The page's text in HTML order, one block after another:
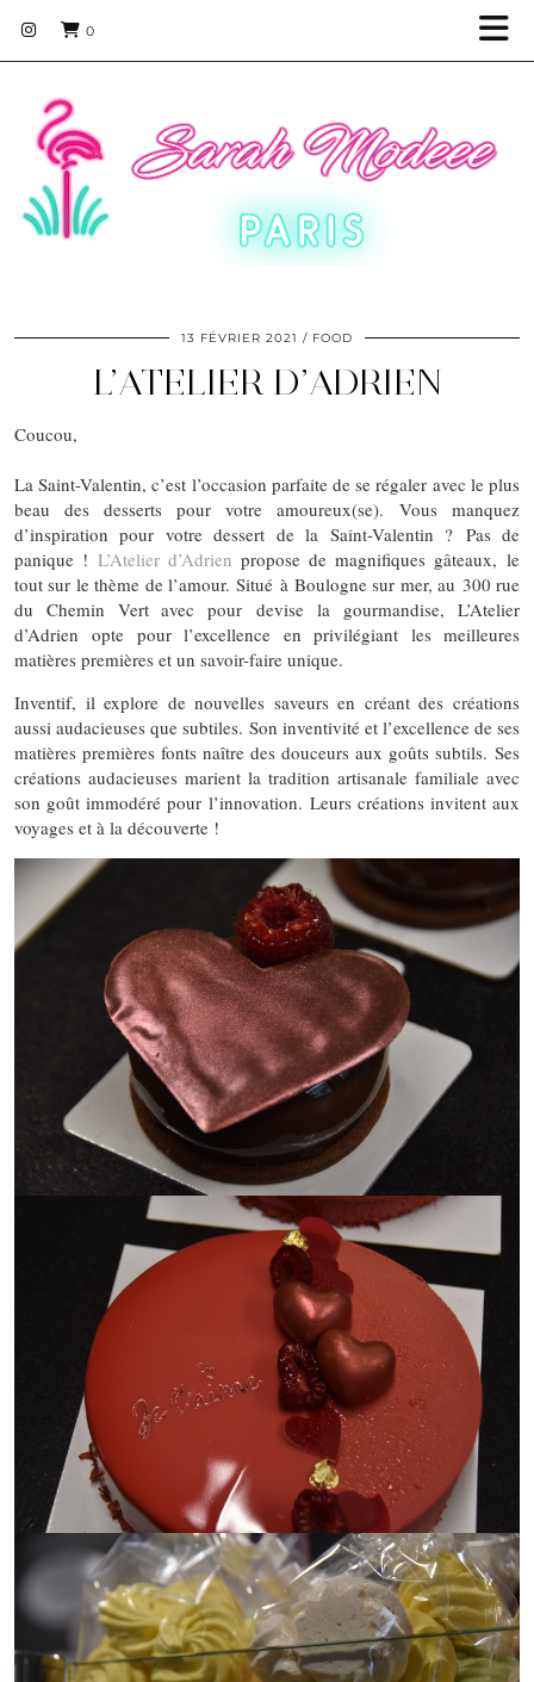
0
13 FÉVRIER 2021 FOOD
L’ATELIER D’ADRIEN
Coucou,
La Saint-Valentin, c’est l’occasion parfaite de se régaler avec le plus
beau des desserts pour votre amoureux(se). Vous manquez
d’inspiration pour votre dessert de la Saint-Valentin ? Pas de
panique ! L’Atelier d’Adrien propose de magnifiques gâteaux, le
tout sur le thème de l’amour. Situé à Boulogne sur mer, au 300 rue
du Chemin Vert avec pour devise la gourmandise, L’Atelier
d’Adrien opte pour l’excellence en privilégiant les meilleures
matières premières et un savoir-faire unique.
Inventif, il explore de nouvelles saveurs en créant des créations
aussi audacieuses que subtiles. Son inventivité et l’excellence de ses
matières premières fonts naître des douceurs aux goûts subtils. Ses
créations audacieuses marient la tradition artisanale familiale avec
son goût immodéré pour l’innovation. Leurs créations invitent aux
voyages et à la découverte !